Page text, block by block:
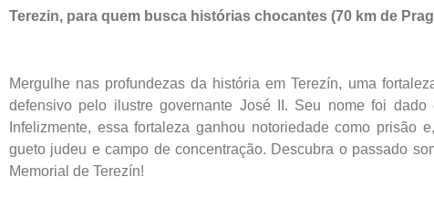
Terezin, para quem busca histórias chocantes (70 km de
Mergulhe nas profundezas da história em Terezín, uma
defensivo pelo ilustre governante José II. Seu nome foi dado
Infelizmente, essa fortaleza ganhou notoriedade como prisão
gueto judeu e campo de concentração. Descubra o passado
Memorial de Terezín!